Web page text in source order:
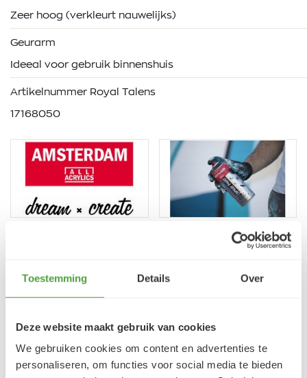
Toestemming Details Over
Deze website maakt gebruik van cookies
We gebruiken cookies om content en advertenties te
personaliseren, om functies voor social media te bieden
Zeer hoog (verkleurt nauwelijks)
Geurarm
Ideeal voor gebruik binnenshuis
Artikelnummer Royal Talens
17168050
Bereikbaar ma 13:30-17:30; di-vr 9:00-17:30; za 9:00-